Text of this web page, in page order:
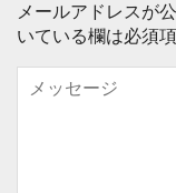
メールアドレスが
いている欄は必須